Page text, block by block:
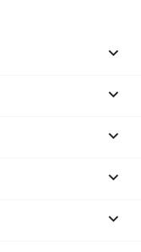




keyboard_arrow_down